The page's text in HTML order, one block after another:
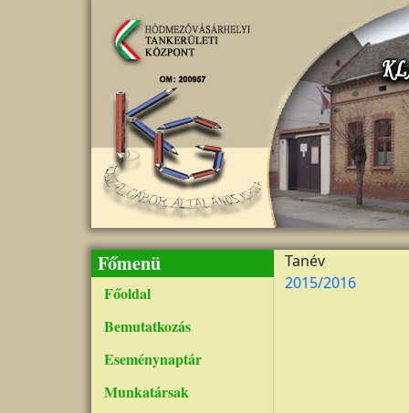
Főmenü
Főoldal
Bemutatkozás
Eseménynaptár
Munkatársak
Tanév
2015/2016